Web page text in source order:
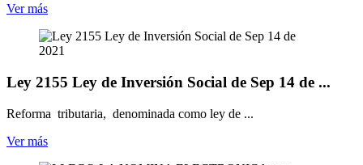
Ver más
Ley 2155 Ley de Inversión Social de Sep 14 de ...
Reforma tributaria, denominada como ley de ...
Ver más